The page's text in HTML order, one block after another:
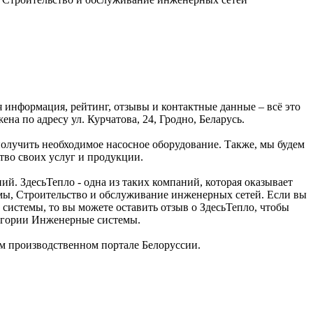
рейтинг, отзывы и контактные данные – всё это
по адресу ул. Курчатова, 24, Гродно, Беларусь.
необходимое насосное оборудование. Также, мы будем
своих услуг и продукции.
ЗдесьТепло - одна из таких компаний, которая оказывает
Строительство и обслуживание инженерных сетей. Если вы
то вы можете оставить отзыв о ЗдесьТепло, чтобы
Инженерные системы.
портале Белоруссии.